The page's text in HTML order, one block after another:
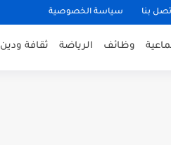
بنا سياسة الخصوصية
وظائف الرياضة ثقافة ودين